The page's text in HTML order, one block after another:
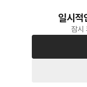
일시적
잠시